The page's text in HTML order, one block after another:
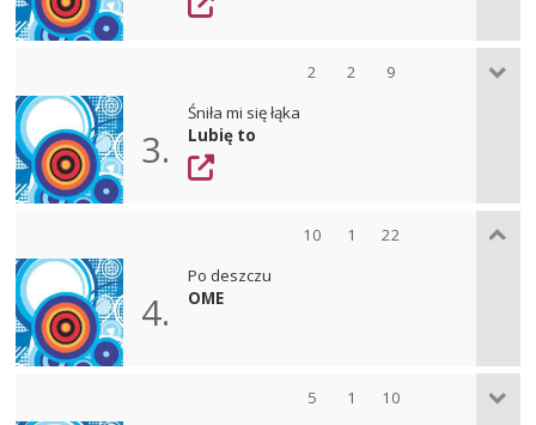
2 2 9
3.
Śniła mi się łąka
Lubię to
10 1 22
4.
Po deszczu
OME
5 1 10